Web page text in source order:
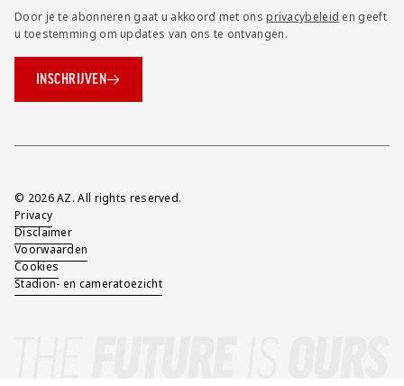
Door je te abonneren gaat u akkoord met onsprivacybeleid en geeft
u toestemming om updates van ons te ontvangen.
INSCHRIJVEN
Overig
© 2026 AZ. All rights reserved.
Privacy
Disclaimer
Voorwaarden
Cookies
Stadion- en cameratoezicht